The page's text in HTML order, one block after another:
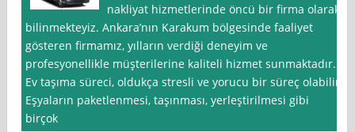
nakliyat hizmetlerinde öncü bir firma olarak
bilinmekteyiz. Ankara’nın Karakum bölgesinde faaliyet
gösteren firmamız, yılların verdiği deneyim ve
profesyonellikle müşterilerine kaliteli hizmet sunmaktadır.
Ev taşıma süreci, oldukça stresli ve yorucu bir süreç olabilir.
Eşyaların paketlenmesi, taşınması, yerleştirilmesi gibi
birçok